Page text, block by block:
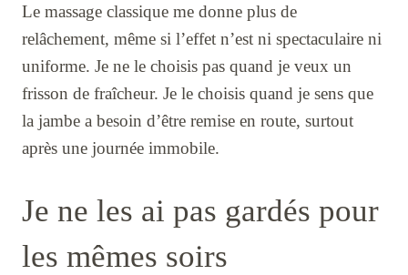
Le massage classique me donne plus de
relâchement, même si l’effet n’est ni spectaculaire ni
uniforme. Je ne le choisis pas quand je veux un
frisson de fraîcheur. Je le choisis quand je sens que
la jambe a besoin d’être remise en route, surtout
après une journée immobile.
Je ne les ai pas gardés pour
les mêmes soirs